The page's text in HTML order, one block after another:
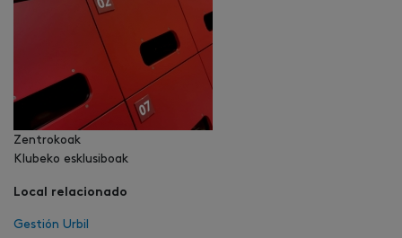
Zentrokoak
Klubeko esklusiboak
Local relacionado
Gestión Urbil